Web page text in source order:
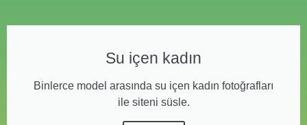
Su içen kadın
Binlerce model arasında su içen kadın fotoğrafları
ile siteni süsle.